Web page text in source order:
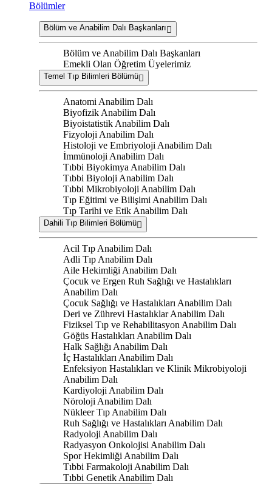
Bölümler
Bölüm ve Anabilim Dalı Başkanları
Bölüm ve Anabilim Dalı Başkanları
Emekli Olan Öğretim Üyelerimiz
Temel Tıp Bilimleri Bölümü
Anatomi Anabilim Dalı
Biyofizik Anabilim Dalı
Biyoistatistik Anabilim Dalı
Fizyoloji Anabilim Dalı
Histoloji ve Embriyoloji Anabilim Dalı
İmmünoloji Anabilim Dalı
Tıbbi Biyokimya Anabilim Dalı
Tıbbi Biyoloji Anabilim Dalı
Tıbbi Mikrobiyoloji Anabilim Dalı
Tıp Eğitimi ve Bilişimi Anabilim Dalı
Tıp Tarihi ve Etik Anabilim Dalı
Dahili Tıp Bilimleri Bölümü
Acil Tıp Anabilim Dalı
Adli Tıp Anabilim Dalı
Aile Hekimliği Anabilim Dalı
Çocuk ve Ergen Ruh Sağlığı ve Hastalıkları
Anabilim Dalı
Çocuk Sağlığı ve Hastalıkları Anabilim Dalı
Deri ve Zührevi Hastalıklar Anabilim Dalı
Fiziksel Tıp ve Rehabilitasyon Anabilim Dalı
Göğüs Hastalıkları Anabilim Dalı
Halk Sağlığı Anabilim Dalı
İç Hastalıkları Anabilim Dalı
Enfeksiyon Hastalıkları ve Klinik Mikrobiyoloji
Anabilim Dalı
Kardiyoloji Anabilim Dalı
Nöroloji Anabilim Dalı
Nükleer Tıp Anabilim Dalı
Ruh Sağlığı ve Hastalıkları Anabilim Dalı
Radyoloji Anabilim Dalı
Radyasyon Onkolojisi Anabilim Dalı
Spor Hekimliği Anabilim Dalı
Tıbbi Farmakoloji Anabilim Dalı
Tıbbi Genetik Anabilim Dalı